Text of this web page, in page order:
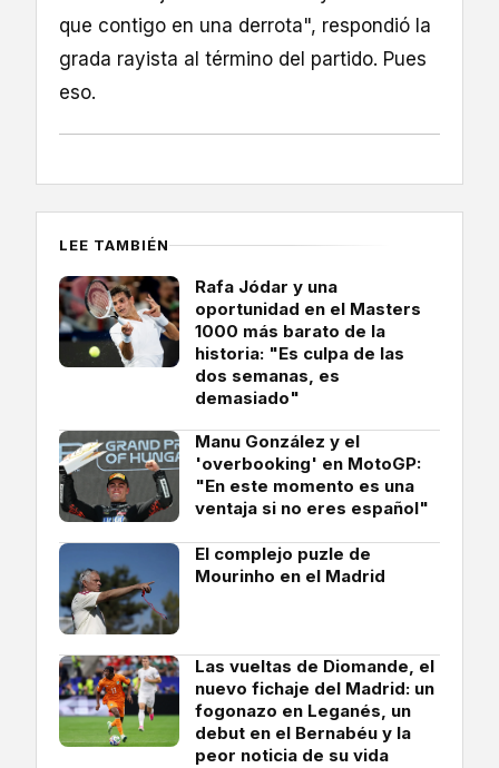
que contigo en una derrota", respondió la
grada rayista al término del partido. Pues
eso.
LEE TAMBIÉN
Rafa Jódar y una
oportunidad en el Masters
1000 más barato de la
historia: "Es culpa de las
dos semanas, es
demasiado"
Manu González y el
'overbooking' en MotoGP:
"En este momento es una
ventaja si no eres español"
El complejo puzle de
Mourinho en el Madrid
Las vueltas de Diomande, el
nuevo fichaje del Madrid: un
fogonazo en Leganés, un
debut en el Bernabéu y la
peor noticia de su vida